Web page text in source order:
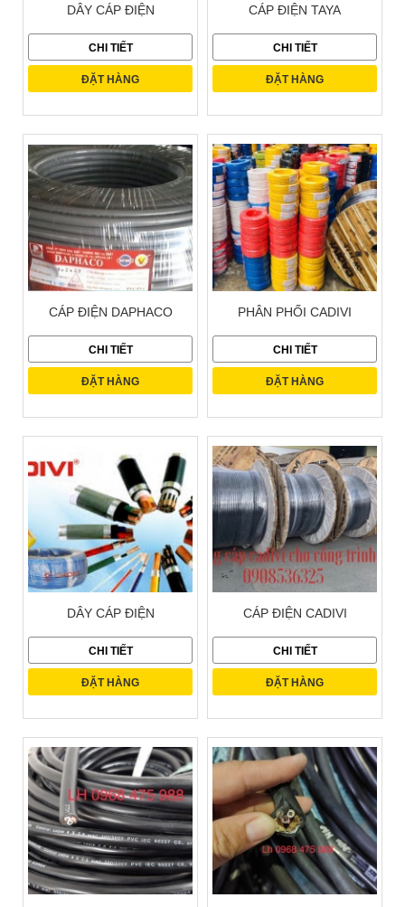
DÂY CÁP ĐIỆN
CHI TIẾT
ĐẶT HÀNG
CÁP ĐIỆN TAYA
CHI TIẾT
ĐẶT HÀNG
CÁP ĐIỆN DAPHACO
CHI TIẾT
ĐẶT HÀNG
PHÂN PHỐI CADIVI
CHI TIẾT
ĐẶT HÀNG
DÂY CÁP ĐIỆN
CHI TIẾT
ĐẶT HÀNG
CÁP ĐIỆN CADIVI
CHI TIẾT
ĐẶT HÀNG